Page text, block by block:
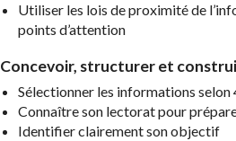
Utiliser les lois de proximité de
points d’attention
Concevoir, structurer et
Sélectionner les informations selon
Connaître son lectorat pour
Identifier clairement son objectif